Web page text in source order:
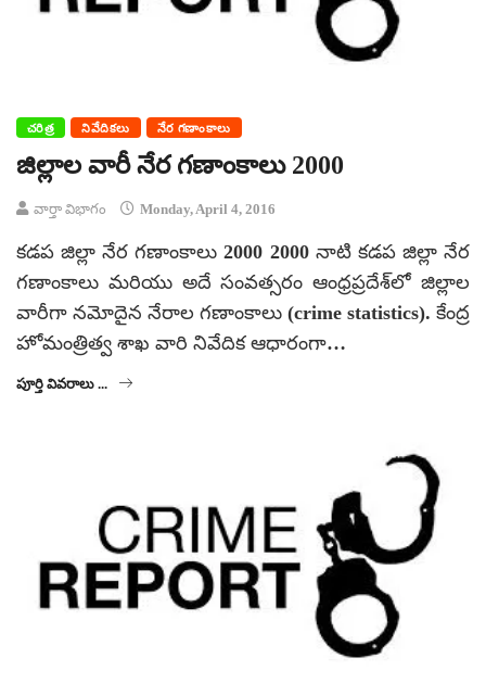
చరిత్ర నివేదికలు నేర గణాంకాలు
జిల్లాల వారీ నేర గణాంకాలు 2000
వార్తా విభాగం Monday, April 4, 2016
కడప జిల్లా నేర గణాంకాలు 2000 2000 నాటి కడప జిల్లా నేర
గణాంకాలు మరియు అదే సంవత్సరం ఆంధ్రప్రదేశ్‌లో జిల్లాల
వారీగా నమోదైన నేరాల గణాంకాలు (crime statistics). కేంద్ర
హోమంత్రిత్వ శాఖ వారి నివేదిక ఆధారంగా…
పూర్తి వివరాలు ...